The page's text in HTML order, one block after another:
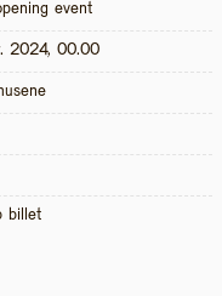
event
2024, 00.00
billet